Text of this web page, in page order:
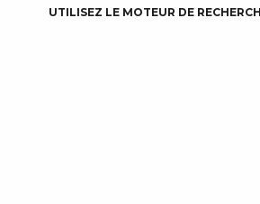
UTILISEZ LE MOTEUR DE